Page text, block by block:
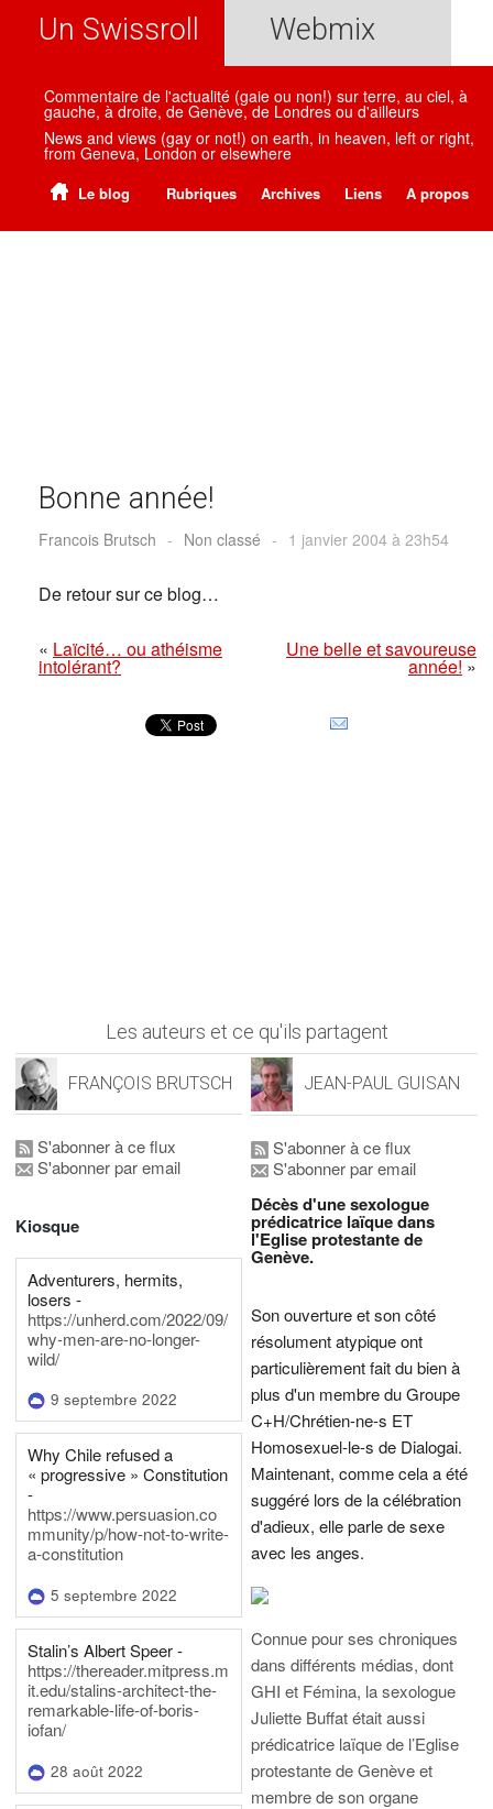
Un Swissroll Webmix
Commentaire de l'actualité (gaie ou non!) sur terre, au ciel, à
gauche, à droite, de Genève, de Londres ou d'ailleurs
News and views (gay or not!) on earth, in heaven, left or right,
from Geneva, London or elsewhere
Le blog Rubriques Archives Liens A propos
Bonne année!
Francois Brutsch - Non classé - 1 janvier 2004 à 23h54
De retour sur ce blog…
« Laïcité… ou athéisme
intolérant?
Une belle et savoureuse
année!»
Les auteurs et ce qu'ils partagent
FRANÇOIS BRUTSCH
S'abonner à ce flux
S'abonner par email
Kiosque
Adventurers, hermits,
losers -
https://unherd.com/2022/09/
why-men-are-no-longer-
wild/
9 septembre 2022
Why Chile refused a
« progressive » Constitution
-
https://www.persuasion.co
mmunity/p/how-not-to-write-
a-constitution
5 septembre 2022
Stalin’s Albert Speer -
https://thereader.mitpress.m
it.edu/stalins-architect-the-
remarkable-life-of-boris-
iofan/
28 août 2022
JEAN-PAUL GUISAN
S'abonner à ce flux
S'abonner par email
Décès d'une sexologue
prédicatrice laïque dans
l'Eglise protestante de
Genève.
Son ouverture et son côté
résolument atypique ont
particulièrement fait du bien à
plus d'un membre du Groupe
C+H/Chrétien-ne-s ET
Homosexuel-le-s de Dialogai.
Maintenant, comme cela a été
suggéré lors de la célébration
d'adieux, elle parle de sexe
avec les anges.
Connue pour ses chroniques
dans différents médias, dont
GHI et Fémina, la sexologue
Juliette Buffat était aussi
prédicatrice laïque de l’Eglise
protestante de Genève et
membre de son organe